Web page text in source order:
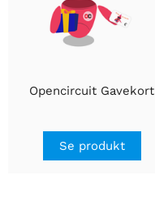
Opencircuit Gavekort
Se produkt